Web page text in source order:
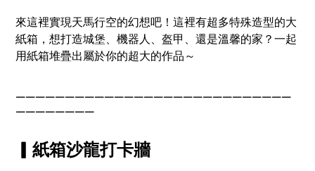
來這裡實現天馬行空的幻想吧！這裡有超多特殊造型的大
紙箱，想打造城堡、機器人、盔甲、還是溫馨的家？一起
用紙箱堆疊出屬於你的超大的作品～
￣￣￣￣￣￣￣￣￣￣￣￣￣￣￣￣￣￣￣￣￣￣￣￣￣￣￣￣
￣￣￣￣￣￣￣￣
▎紙箱沙龍打卡牆